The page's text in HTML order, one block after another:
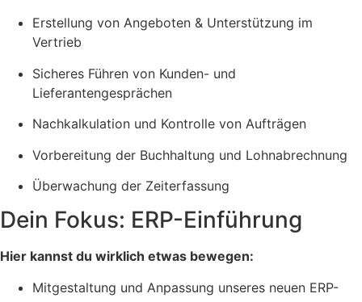
Erstellung von Angeboten & Unterstützung im
Vertrieb
Sicheres Führen von Kunden- und
Lieferantengesprächen
Nachkalkulation und Kontrolle von Aufträgen
Vorbereitung der Buchhaltung und Lohnabrechnung
Überwachung der Zeiterfassung
Dein Fokus: ERP-Einführung
Hier kannst du wirklich etwas bewegen:
Mitgestaltung und Anpassung unseres neuen ERP-